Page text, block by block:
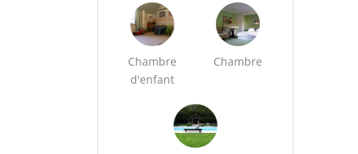
Chambre
d'enfant
Chambre